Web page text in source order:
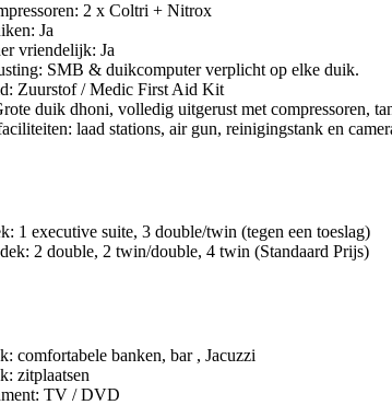
2 x Coltri + Nitrox
Ja
vriendelijk: Ja
SMB & duikcomputer verplicht op elke duik.
Zuurstof / Medic First Aid Kit
duik dhoni, volledig uitgerust met compressoren,
laad stations, air gun, reinigingstank en
1 executive suite, 3 double/twin (tegen een toeslag)
2 double, 2 twin/double, 4 twin (Standaard Prijs)
comfortabele banken, bar , Jacuzzi
zitplaatsen
TV / DVD